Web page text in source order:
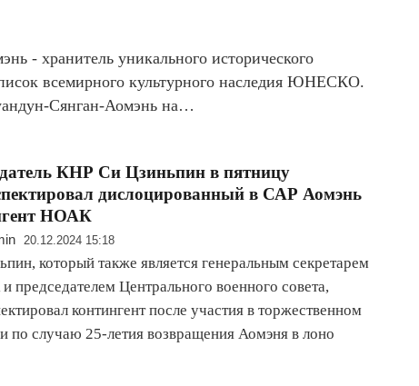
- хранитель уникального исторического
всемирного культурного наследия ЮНЕСКО.
Сянган-Аомэнь на…
КНР Си Цзиньпин в пятницу
дислоцированный в САР Аомэнь
НОАК
20.12.2024 15:18
который также является генеральным секретарем
Центрального военного совета,
контингент после участия в торжественном
по случаю 25-летия возвращения Аомэня в лоно